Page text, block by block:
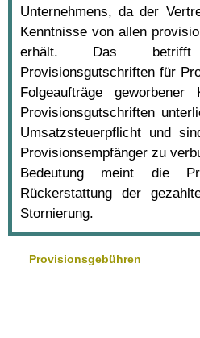
Unternehmens, da der
Kenntnisse von allen
erhält. Das
Provisionsgutschriften für
Folgeaufträge
Provisionsgutschriften
Umsatzsteuerpflicht und
Provisionsempfänger zu
Bedeutung meint die
Rückerstattung der
Stornierung.
Provisionsgebühren